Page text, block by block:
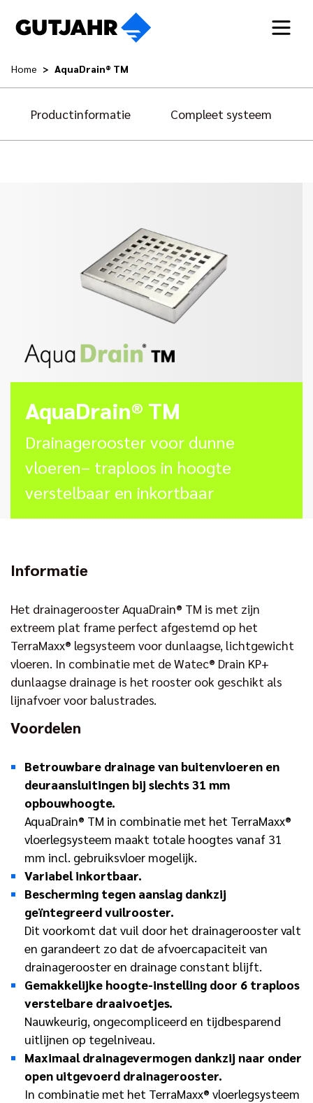
Home AquaDrain® TM
Productinformatie Compleet systeem
AquaDrain® TM
Drainagerooster voor dunne
vloeren– traploos in hoogte
verstelbaar en inkortbaar
Informatie
Het drainagerooster AquaDrain® TM is met zijn
extreem plat frame perfect afgestemd op het
TerraMaxx® legsysteem voor dunlaagse, lichtgewicht
vloeren. In combinatie met de Watec® Drain KP+
dunlaagse drainage is het rooster ook geschikt als
lijnafvoer voor balustrades.
Voordelen
Betrouwbare drainage van buitenvloeren en
deuraansluitingen bij slechts 31 mm
opbouwhoogte.
AquaDrain® TM in combinatie met het TerraMaxx®
vloerlegsysteem maakt totale hoogtes vanaf 31
mm incl. gebruiksvloer mogelijk.
Variabel inkortbaar.
Bescherming tegen aanslag dankzij
geïntegreerd vuilrooster.
Dit voorkomt dat vuil door het drainagerooster valt
en garandeert zo dat de afvoercapaciteit van
drainagerooster en drainage constant blijft.
Gemakkelijke hoogte-instelling door 6 traploos
verstelbare draaivoetjes.
Nauwkeurig, ongecompliceerd en tijdbesparend
uitlijnen op tegelniveau.
Maximaal drainagevermogen dankzij naar onder
open uitgevoerd drainagerooster.
In combinatie met het TerraMaxx® vloerlegsysteem